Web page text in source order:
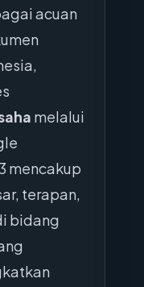
acuan
melalui
mencakup
terapan,
bidang